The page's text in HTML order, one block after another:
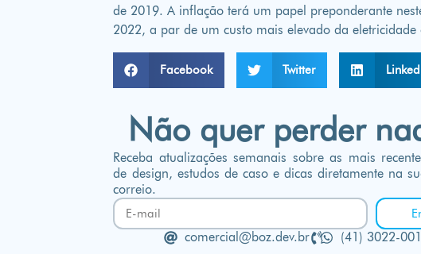
de 2019. A inflação terá um papel preponderante
2022, a par de um custo mais elevado da eletricidade
Facebook Twitter
Não quer perder
Receba atualizações semanais sobre as mais
de design, estudos de caso e dicas diretamente na
correio.
comercial@boz.dev.br (41) 3022-